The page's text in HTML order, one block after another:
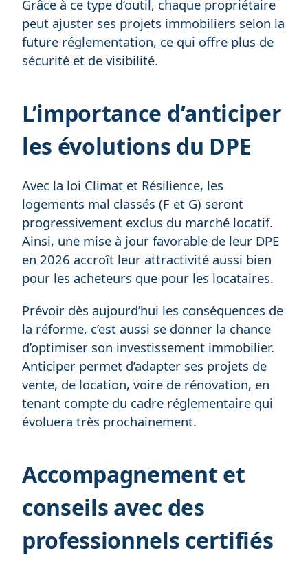
Grâce à ce type d’outil, chaque propriétaire
peut ajuster ses projets immobiliers selon la
future réglementation, ce qui offre plus de
sécurité et de visibilité.
L’importance d’anticiper
les évolutions du DPE
Avec la loi Climat et Résilience, les
logements mal classés (F et G) seront
progressivement exclus du marché locatif.
Ainsi, une mise à jour favorable de leur DPE
en 2026 accroît leur attractivité aussi bien
pour les acheteurs que pour les locataires.
Prévoir dès aujourd’hui les conséquences de
la réforme, c’est aussi se donner la chance
d’optimiser son investissement immobilier.
Anticiper permet d’adapter ses projets de
vente, de location, voire de rénovation, en
tenant compte du cadre réglementaire qui
évoluera très prochainement.
Accompagnement et
conseils avec des
professionnels certifiés